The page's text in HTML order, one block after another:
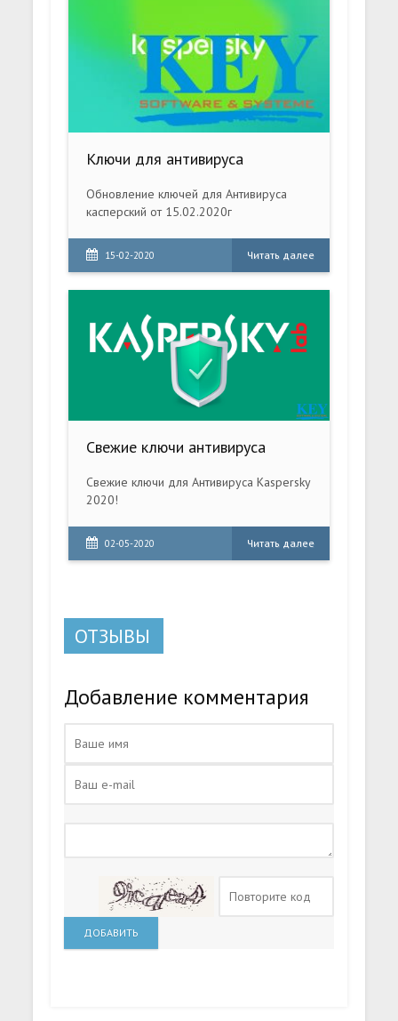
Ключи для антивируса
Обновление ключей для Антивируса
касперский от 15.02.2020г
15-02-2020 Читать далее
Свежие ключи антивируса
Свежие ключи для Антивируса Kaspersky
2020!
02-05-2020 Читать далее
ОТЗЫВЫ
Добавление комментария
ДОБАВИТЬ